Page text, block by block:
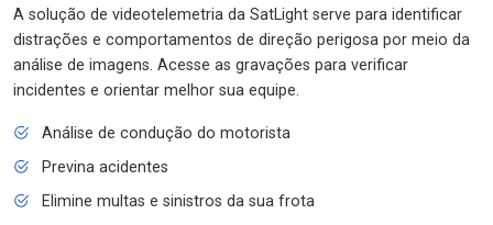
A solução de videotelemetria da SatLight serve para identificar
distrações e comportamentos de direção perigosa por meio da
análise de imagens. Acesse as gravações para verificar
incidentes e orientar melhor sua equipe.
Análise de condução do motorista
Previna acidentes
Elimine multas e sinistros da sua frota